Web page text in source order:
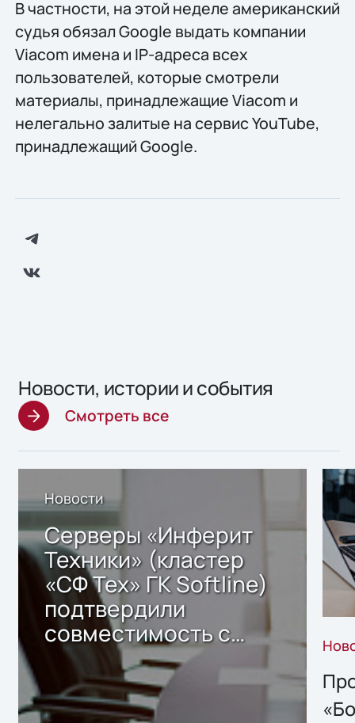
В частности, на этой неделе американский
судья обязал Google выдать компании
Viacom имена и IP-адреса всех
пользователей, которые смотрели
материалы, принадлежащие Viacom и
нелегально залитые на сервис YouTube,
принадлежащий Google.
Новости, истории и события
Смотреть все
Новости
Серверы «Инферит
Техники» (кластер
«СФ Тех» ГК Softline)
подтвердили
совместимость с
решением Sharx
Storage 2.x для
хранения данных